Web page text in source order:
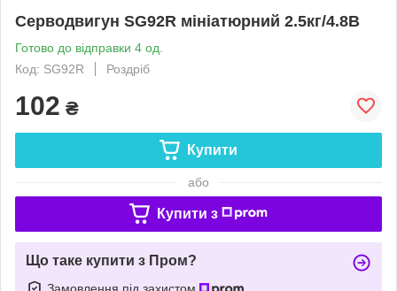
Серводвигун SG92R мініатюрний 2.5кг/4.8В
Готово до відправки 4 од.
Код: SG92R
Роздріб
102 ₴
Купити
або
Купити з
Що таке купити з Пром?
Замовлення під захистом